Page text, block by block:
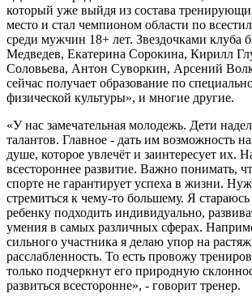
который уже выйдя из состава
место и стал чемпионом области по
среди мужчин 18+ лет. Звездочками клуба
Медведев, Екатерина Сорокина, Кирилл
Соловьева, Антон Суворкин, Арсений
сейчас получает образование по
физической культуры», и многие другие.
«У нас замечательная молодежь. Дети
талантов. Главное - дать им возможность
душе, которое увлечёт и заинтересует их.
всестороннее развитие. Важно понимать,
спорте не гарантирует успеха в жизни.
стремиться к чему-то большему. Я
ребенку подходить индивидуально,
умения в самых различных сферах.
сильного участника я делаю упор на
расслабленность. То есть провожу
только подчеркнут его природную
развиться всесторонне», - говорит тренер.